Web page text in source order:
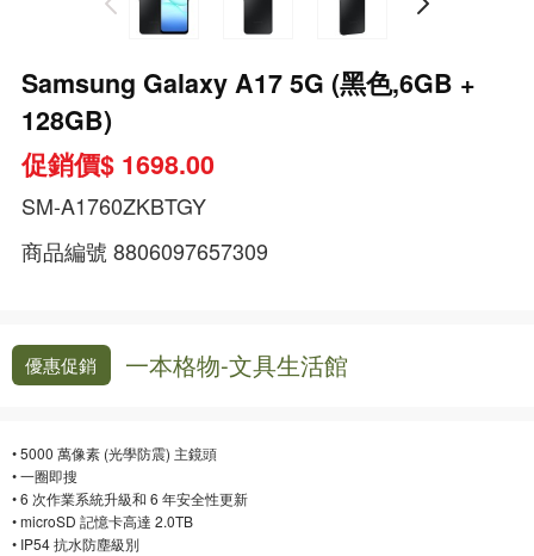
Samsung Galaxy A17 5G (黑色,6GB +
128GB)
促銷價$ 1698.00
SM-A1760ZKBTGY
商品編號 8806097657309
優惠促銷 一本格物-文具生活館
• 5000 萬像素 (光學防震) 主鏡頭
• 一圈即搜
• 6 次作業系統升級和 6 年安全性更新
• microSD 記憶卡高達 2.0TB
• IP54 抗水防塵級別